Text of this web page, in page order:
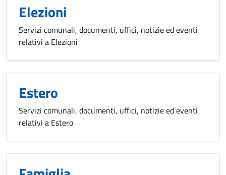
Elezioni
Servizi comunali, documenti, uffici, notizie ed eventi
relativi a Elezioni
Estero
Servizi comunali, documenti, uffici, notizie ed eventi
relativi a Estero